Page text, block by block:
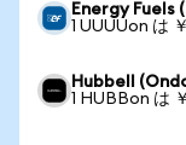
Energy Fuels
1 UUUUon は
Hubbell
1 HUBBon は